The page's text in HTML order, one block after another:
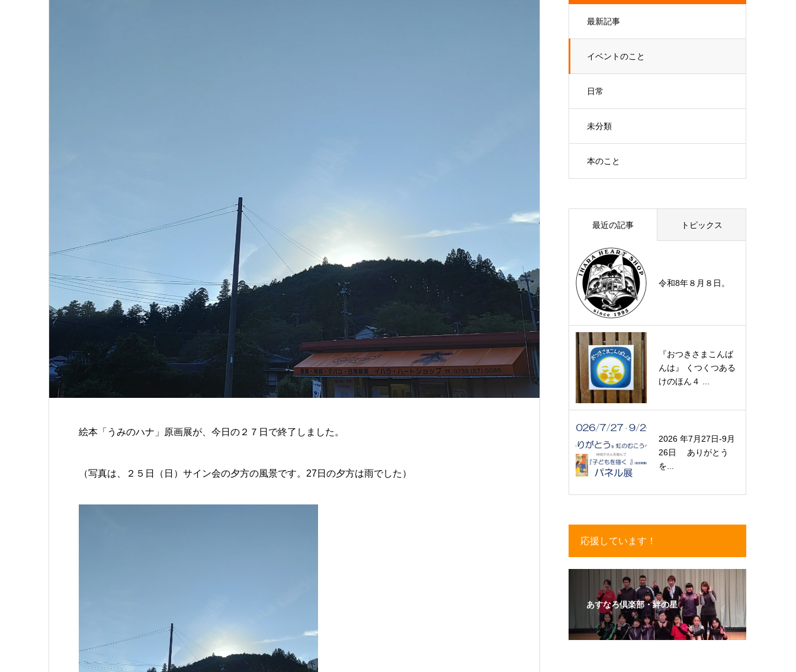
最新記事
イベントのこと
日常
未分類
本のこと
絵本「うみのハナ」原画展が、今日の２７日で終了しました。
（写真は、２５日（日）サイン会の夕方の風景です。27日の夕方は雨でした）
最近の記事 トピックス
令和8年８月８日。
『おつきさまこんば
んは』 くつくつある
けのほん４ ...
2026 年7月27日-9月
26日 ありがとう
を...
応援しています！
あすなろ倶楽部・絆の星